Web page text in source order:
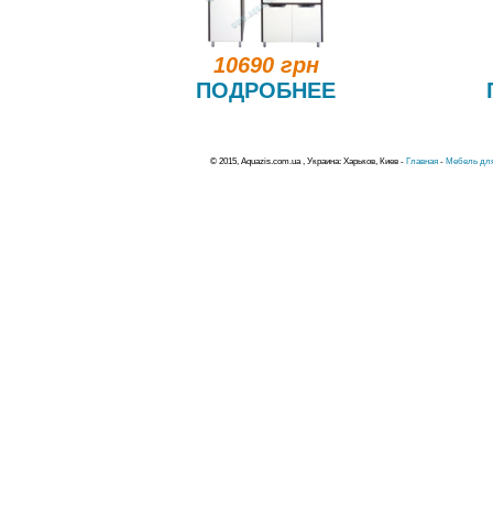
10690 грн
ПОДРОБНЕЕ
© 2015, Aquazis.com.ua , Украина: Харьков, Киев - Главная - Мебель